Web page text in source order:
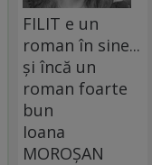
FILIT e un
roman în sine...
și încă un
roman foarte
bun
Ioana
MOROȘAN